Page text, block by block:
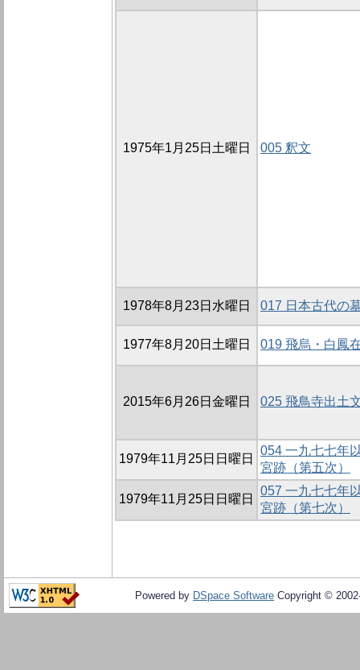
1975年1月25日土曜日 005 釈文
1978年8月23日水曜日 017 日本古代の
1977年8月20日土曜日 019 飛烏・白鳳
2015年6月26日金曜日 025 飛鳥寺出土
1979年11月25日日曜日
054 一九七七年
宮跡（第五次）
1979年11月25日日曜日
057 一九七七年
宮跡（第七次）
Powered by DSpace Software Copyright ©